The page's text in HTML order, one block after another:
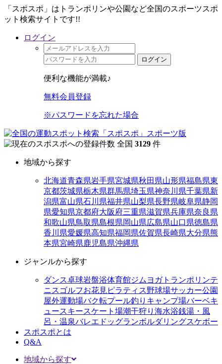
「スポスポ」はトランポリンや公園など全国のスポーツスポ
ット検索サイトです!!
ログイン
ログイン
便利な機能が満載♪
無料会員登録
※パスワードを忘れた場合
全国 3129 件
地域から探す
北海道青森県岩手県宮城県秋田県山形県福島県東
京都茨城県栃木県群馬県埼玉県神奈川県千葉県新
潟県富山県石川県福井県山梨県長野県岐阜県静岡
県愛知県京都府大阪府三重県滋賀県兵庫県奈良県
和歌山県鳥取県島根県岡山県広島県山口県徳島県
香川県愛媛県高知県福岡県佐賀県長崎県大分県熊
本県宮崎県鹿児島県沖縄県
ジャンルから探す
ダンス卓球岩盤浴体育館ジム ヨガトランポリンテ
ニス ゴルフお花見 ピラティス野球場サッカー公園
屋外運動場バク転プール釣り キャンプ場バーベキ
ュースキースケート場潮干狩り 海水浴銭湯・風
呂・温泉バレエ ドッグランボルダリングスケボー
スポスポとは
Q&A
地域から探す